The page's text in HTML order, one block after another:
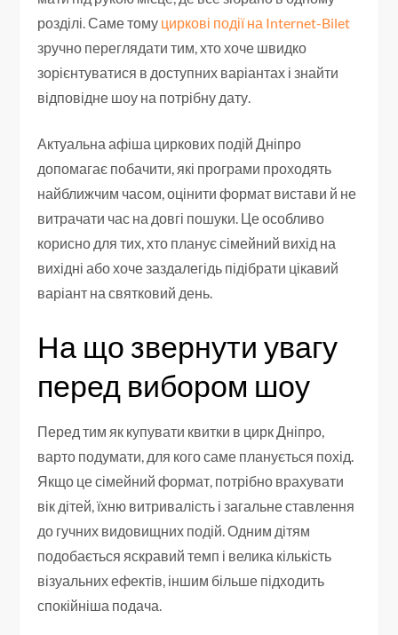
розділі. Саме тому циркові події на Internet-Bilet
зручно переглядати тим, хто хоче швидко
зорієнтуватися в доступних варіантах і знайти
відповідне шоу на потрібну дату.
Актуальна афіша циркових подій Дніпро
допомагає побачити, які програми проходять
найближчим часом, оцінити формат вистави й не
витрачати час на довгі пошуки. Це особливо
корисно для тих, хто планує сімейний вихід на
вихідні або хоче заздалегідь підібрати цікавий
варіант на святковий день.
На що звернути увагу
перед вибором шоу
Перед тим як купувати квитки в цирк Дніпро,
варто подумати, для кого саме планується похід.
Якщо це сімейний формат, потрібно врахувати
вік дітей, їхню витривалість і загальне ставлення
до гучних видовищних подій. Одним дітям
подобається яскравий темп і велика кількість
візуальних ефектів, іншим більше підходить
спокійніша подача.